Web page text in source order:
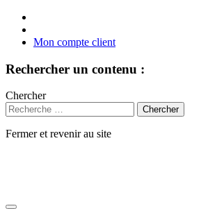
Mon compte client
Rechercher un contenu :
Chercher
Fermer et revenir au site